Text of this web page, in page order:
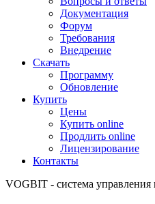
Документация
Форум
Требования
Внедрение
Скачать
Программу
Обновление
Купить
Цены
Купить online
Продлить online
Лицензирование
Контакты
VOGBIT - система управления